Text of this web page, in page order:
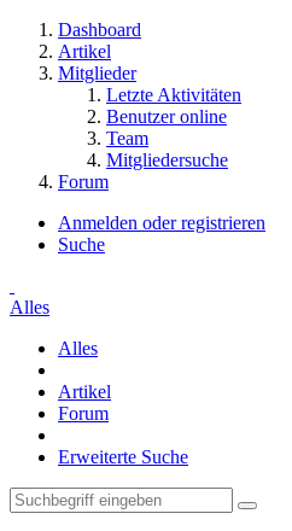
Dashboard
Artikel
Mitglieder
Letzte Aktivitäten
Benutzer online
Team
Mitgliedersuche
Forum
Anmelden oder registrieren
Suche
Alles
Alles
Artikel
Forum
Erweiterte Suche